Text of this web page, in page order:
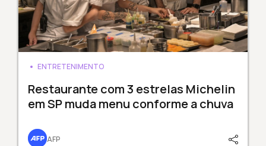
ENTRETENIMENTO
Restaurante com 3 estrelas Michelin
em SP muda menu conforme a chuva
AFP